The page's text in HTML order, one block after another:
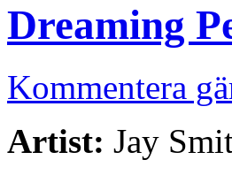
Dreaming
Kommentera
Artist: Jay